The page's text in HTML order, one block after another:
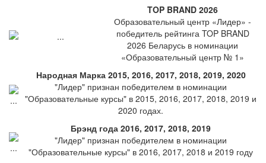
TOP BRAND 2026
Образовательный центр «Лидер» -
победитель рейтинга TOP BRAND
2026 Беларусь в номинации
«Образовательный центр № 1»
Народная Марка 2015, 2016, 2017, 2018, 2019, 2020
"Лидер" признан победителем в номинации
"Образовательные курсы" в 2015, 2016, 2017, 2018, 2019 и
2020 годах.
Брэнд года 2016, 2017, 2018, 2019
"Лидер" признан победителем в номинации
"Образовательные курсы" в 2016, 2017, 2018 и 2019 году